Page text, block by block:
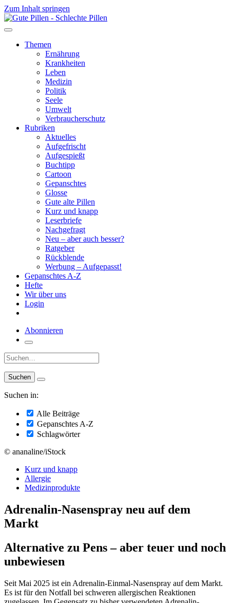
Zum Inhalt springen
Themen
Ernährung
Krankheiten
Leben
Medizin
Politik
Seele
Umwelt
Verbraucherschutz
Rubriken
Aktuelles
Aufgefrischt
Aufgespießt
Buchtipp
Cartoon
Gepanschtes
Glosse
Gute alte Pillen
Kurz und knapp
Leserbriefe
Nachgefragt
Neu – aber auch besser?
Ratgeber
Rückblende
Werbung – Aufgepasst!
Gepanschtes A-Z
Hefte
Wir über uns
Login
Abonnieren
Suche:
Suchen in:
Alle Beiträge
Gepanschtes A-Z
Schlagwörter
© ananaline/iStock
Kurz und knapp
Allergie
Medizinprodukte
Adrenalin-Nasenspray neu auf dem
Markt
Alternative zu Pens – aber teuer und noch
unbewiesen
Seit Mai 2025 ist ein Adrenalin-Einmal-Nasenspray auf dem Markt.
Es ist für den Notfall bei schweren allergischen Reaktionen